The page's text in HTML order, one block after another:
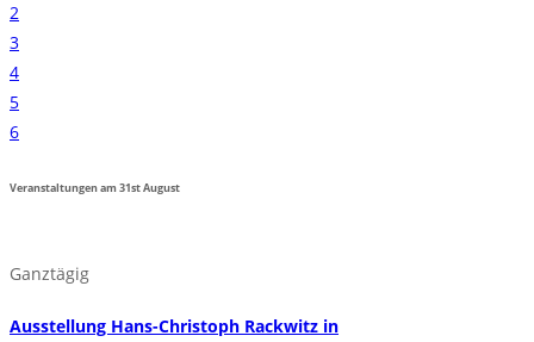
2
3
4
5
6
Veranstaltungen am31stAugust
Ganztägig
Ausstellung Hans-Christoph Rackwitz in